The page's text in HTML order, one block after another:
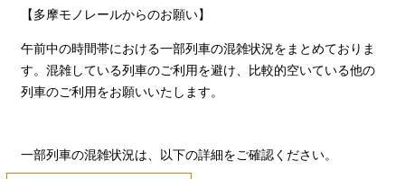
【多摩モノレールからのお願い】
午前中の時間帯における一部列車の混雑状況をまとめておりま
す。混雑している列車のご利用を避け、比較的空いている他の
列車のご利用をお願いいたします。
一部列車の混雑状況は、以下の詳細をご確認ください。